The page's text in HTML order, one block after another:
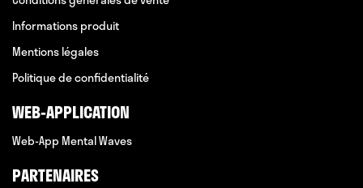
Informations produit
Mentions légales
Politique de confidentialité
WEB-APPLICATION
Web-App Mental Waves
PARTENAIRES